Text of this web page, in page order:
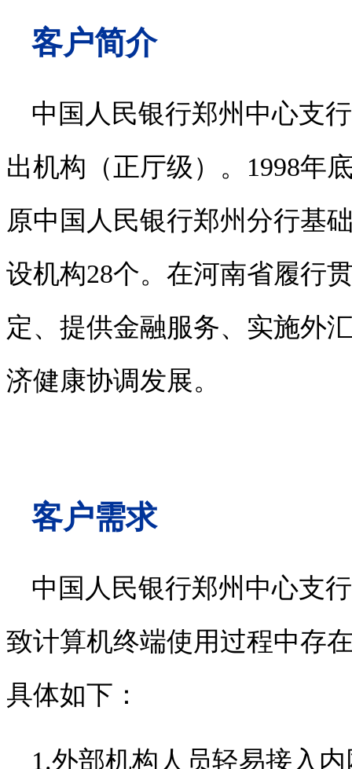
客户简介
中国人民银行郑州中心支
出机构（正厅级）。 1998年
原中国人民银行郑州分行基
设机构28个。在河南省履行
定、提供金融服务、实施外
济健康协调发展。
客户需求
中国人民银行郑州中心支
致计算机终端使用过程中存
具体如下：
1.外部机构人员轻易接入